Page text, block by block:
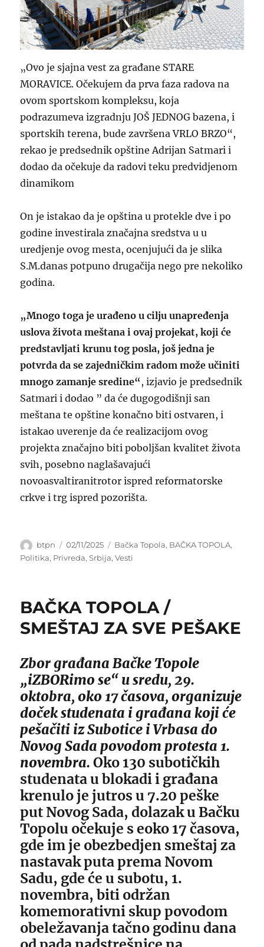
„Ovo je sjajna vest za građane STARE
MORAVICE. Očekujem da prva faza radova na
ovom sportskom kompleksu, koja
podrazumeva izgradnju JOŠ JEDNOG bazena, i
sportskih terena, bude završena VRLO BRZO“,
rekao je predsednik opštine Adrijan Satmari i
dodao da očekuje da radovi teku predvidjenom
dinamikom
On je istakao da je opština u protekle dve i po
godine investirala značajna sredstva u u
uredjenje ovog mesta, ocenjujući da je slika
S.M.danas potpuno drugačija nego pre nekoliko
godina.
„Mnogo toga je urađeno u cilju unapređenja
uslova života meštana i ovaj projekat, koji će
predstavljati krunu tog posla, još jedna je
potvrda da se zajedničkim radom može učiniti
mnogo zamanje sredine“, izjavio je predsednik
Satmari i dodao ” da će dugogodišnji san
meštana te opštine konačno biti ostvaren, i
istakao uverenje da će realizacijom ovog
projekta značajno biti poboljšan kvalitet života
svih, posebno naglašavajući
novoasvaltiranitrotor ispred reformatorske
crkve i trg ispred pozorišta.
Author
btpn
Posted
on
02/11/2025 Categories
Bačka Topola, BAČKA TOPOLA,
Politika, Privreda,Srbija,Vesti
BAČKA TOPOLA /
SMEŠTAJ ZA SVE PEŠAKE
Zbor građana Bačke Topole
„iZBORimo se“ u sredu, 29.
oktobra, oko 17 časova, organizuje
doček studenata i građana koji će
pešačiti iz Subotice i Vrbasa do
Novog Sada povodom protesta 1.
novembra. Oko 130 subotičkih
studenata u blokadi i građana
krenulo je jutros u 7.20 peške
put Novog Sada, dolazak u Bačku
Topolu očekuje s eoko 17 časova,
gde im je obezbedjen smeštaj za
nastavak puta prema Novom
Sadu, gde će u subotu, 1.
novembra, biti održan
komemorativni skup povodom
obeležavanja tačno godinu dana